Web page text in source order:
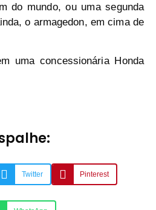
do mundo, ou uma segunda
o armagedon, em cima de
uma concessionáriaHonda
Twitter Pinterest